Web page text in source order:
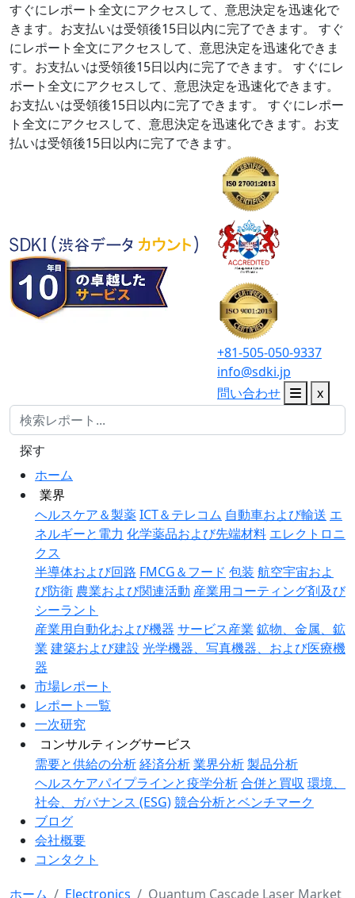
すぐにレポート全文にアクセスして、意思決定を迅速化で
きます。お支払いは受領後15日以内に完了できます。
すぐ
にレポート全文にアクセスして、意思決定を迅速化できま
す。お支払いは受領後15日以内に完了できます。
すぐにレ
ポート全文にアクセスして、意思決定を迅速化できます。
お支払いは受領後15日以内に完了できます。
すぐにレポー
ト全文にアクセスして、意思決定を迅速化できます。お支
払いは受領後15日以内に完了できます。
+81-505-050-9337
info@sdki.jp
問い合わせ
x
ホーム
業界
ヘルスケア＆製薬ICT＆テレコム 自動車および輸送 エ
ネルギーと電力 化学薬品および先端材料 エレクトロニ
クス
半導体および回路 FMCG＆フード 包装 航空宇宙およ
び防衛 農業および関連活動 産業用コーティング剤及び
シーラント
産業用自動化および機器 サービス産業 鉱物、金属、鉱
業 建築および建設 光学機器、写真機器、および医療機
器
市場レポート
レポート一覧
一次研究
コンサルティングサービス
需要と供給の分析経済分析業界分析製品分析
ヘルスケアパイプラインと疫学分析合併と買収 環境、
社会、ガバナンス (ESG)競合分析とベンチマーク
ブログ
会社概要
コンタクト
探す
ホーム Electronics Quantum Cascade Laser Market